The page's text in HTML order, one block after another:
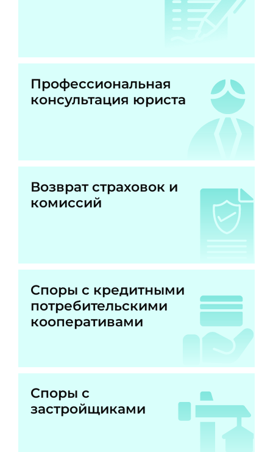
Профессиональная
консультация юриста
Возврат страховок и
комиссий
Споры с кредитными
потребительскими
кооперативами
Споры с
застройщиками